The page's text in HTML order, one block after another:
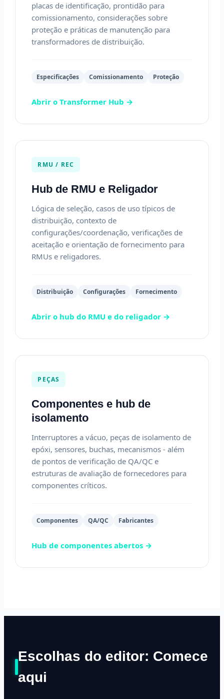
placas de identificação, prontidão para
comissionamento, considerações sobre
proteção e práticas de manutenção para
transformadores de distribuição.
Especificações Comissionamento Proteção
Abrir o Transformer Hub →
RMU / REC
Hub de RMU e Religador
Lógica de seleção, casos de uso típicos de
distribuição, contexto de
configurações/coordenação, verificações de
aceitação e orientação de fornecimento para
RMUs e religadores.
Distribuição Configurações Fornecimento
Abrir o hub do RMU e do religador →
PEÇAS
Componentes e hub de
isolamento
Interruptores a vácuo, peças de isolamento de
epóxi, sensores, buchas, mecanismos - além
de pontos de verificação de QA/QC e
estruturas de avaliação de fornecedores para
componentes críticos.
Componentes QA/QC Fabricantes
Hub de componentes abertos →
Escolhas do editor: Comece
aqui